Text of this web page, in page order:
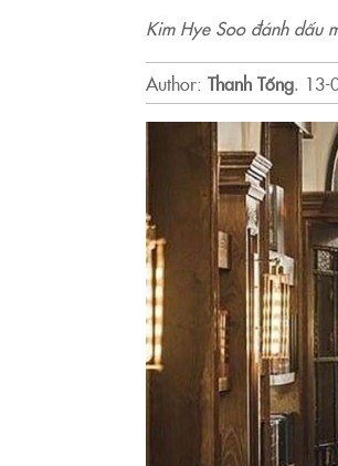
Kim Hye Soo đánh dấu
Author: Thanh Tống. 13-